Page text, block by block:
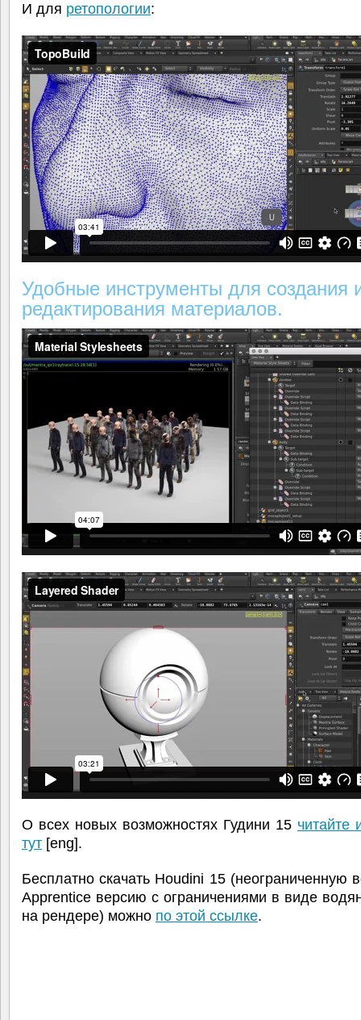
И для ретопологии:
Удобные инструменты для создания
редактирования материалов.
О всех новых возможностях Гудини 15 читайте
тут [eng].
Бесплатно скачать Houdini 15 (неограниченную
Apprentice версию с ограничениями в виде
на рендере) можно по этой ссылке.